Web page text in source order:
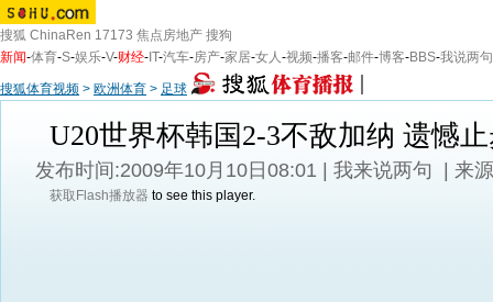
搜狐 ChinaRen 17173 焦点房地产 搜狗
新闻-体育-S-娱乐-V-财经- IT-汽车-房产-家居-女人-视频-播客-邮件-博客-BBS-我说两句
搜狐体育视频 > 欧洲体育 > 足球
U20世界杯韩国2-3不敌加纳 遗憾
发布时间:2009年10月10日08:01 | 我来说两句 | 来
获取Flash播放器 to see this player.